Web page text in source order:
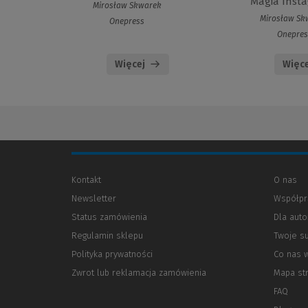
Mirosław Skwarek
Onepress
Więcej
Mirosław
Kontakt
Newsletter
Status zamówienia
Regulamin sklepu
Polityka prywatności
innej
Zwrot lub reklamacja zamówienia
O nas
Dla
Twoje
Co nas
Mapa
FAQ